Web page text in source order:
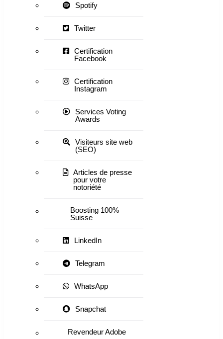
Spotify
Twitter
Certification
Facebook
Certification
Instagram
Services Voting
Awards
Visiteurs site web
(SEO)
Articles de presse
pour votre
notoriété
Boosting 100%
Suisse
LinkedIn
Telegram
WhatsApp
Snapchat
Revendeur Adobe